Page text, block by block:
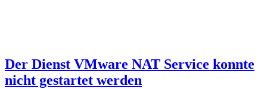
Der Dienst VMware NAT Service konnte
nicht gestartet werden